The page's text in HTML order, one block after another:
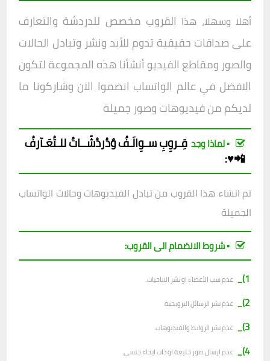
أهلا وسهلا، هذا القروب مخصص للدردشة والتعارف
على صداقات حقيقية تدوم للأبد ونشر وتبادل الحالات
والصور ومقاطع الفيديو أنشأنا هذه المجموعة لتكون
الافضل في عالم الواتساب انضموا الان وشاركونا ما
لديكم من فيديوهات وصور جميلة
▪︎ لماذا وجد قِـروِبِسـوِالَـفُ وٌدُردُشّــاتُ للـتُعَـآرفُ
📲♥️
:
تم انشاء هذا القروب من تبادل الفيديوهات وحالات الواتساب
الجميلة
▪︎ شروط الانضمام الى القروب:
1)_
عدم سب الأعضاء او نشر الاباحيات.
2)_ عدم نشر الرسائل الترويجية.
3)_ عدم نشر الروابط والفيديوهات.
4)_ عدم ارسال صور خليعة او ذات ايحاء جنسي.